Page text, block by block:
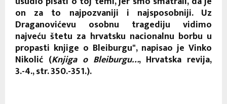
on za to najpozvaniji i najsposobniji. Uz
Draganovićevu osobnu tragediju vidimo
najveću štetu za hrvatsku nacionalnu borbu u
propasti knjige o Bleiburgu", napisao je Vinko
Nikolić (Knjiga o Bleiburgu…, Hrvatska revija,
3.-4., str. 350.-351.).